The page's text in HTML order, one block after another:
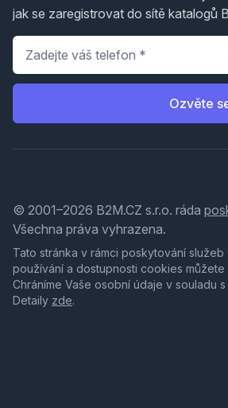
jak se zaregistrovat do sítě katalogů
Telefon
Ozvěte
© 2001–2026 B2M.CZ s.r.o. ráda
Všechna práva vyhrazena.
Tato stránka v rámci poskytování služeb
používání a dostupnosti cookies
Chráníme Vaše osobní údaje v souladu
Detaily zde.